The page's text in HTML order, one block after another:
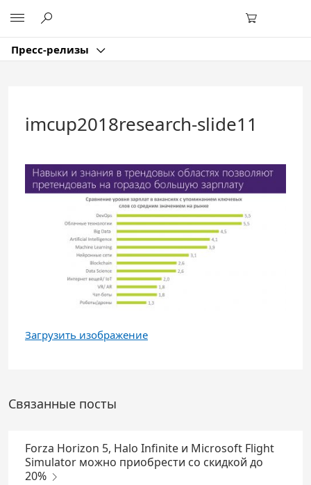
основному
содержанию
Пресс-релизы
imcup2018research-slide11
Загрузить изображение
Связанные посты
Forza Horizon 5, Halo Infinite и Microsoft Flight
Simulator можно приобрести со скидкой до
20%